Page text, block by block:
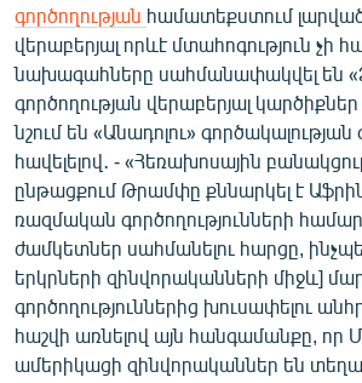
գործողության համատեքստում
վերաբերյալ որևէ մտահոգություն չի
նախագահները սահմանափակվել են
գործողության վերաբերյալ
նշում են «Անադոլու»
հավելելով․ - «Հեռախոսային
ընթացքում Թրամփը քննարկել է
ռազմական գործողությունների
ժամկետներ սահմանելու հարցը,
երկրների զինվորականների միջև]
գործողություններից խուսափելու
հաշվի առնելով այն հանգամանքը, որ
ամերիկացի զինվորականներ են